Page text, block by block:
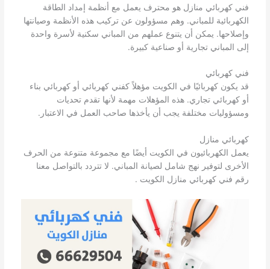
فني كهربائي منازل هو محترف يعمل مع أنظمة إمداد الطاقة
الكهربائية للمباني. وهم مسؤولون عن تركيب هذه الأنظمة وصيانتها
وإصلاحها. يمكن أن يتنوع عملهم من المباني سكنية لأسرة واحدة
إلى المباني تجارية أو صناعية كبيرة.
فني كهربائي
قد يكون كهربائيًا في الكويت مؤهلاً كفني كهربائي أو كهربائي بناء
أو كهربائي تجاري. هذه المؤهلات مهمة لأنها تقدم تحديات
ومسؤوليات مختلفة يجب أن يأخذها صاحب العمل في الاعتبار.
كهربائي منازل
يعمل الكهربائيون في الكويت أيضًا مع مجموعة متنوعة من الحرف
الأخرى لتوفير نهج شامل لصيانة المباني. لا تتردد بالتواصل معنا
رقم فني كهربائي منازل الكويت .